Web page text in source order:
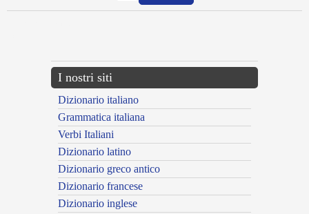
I nostri siti
Dizionario italiano
Grammatica italiana
Verbi Italiani
Dizionario latino
Dizionario greco antico
Dizionario francese
Dizionario inglese